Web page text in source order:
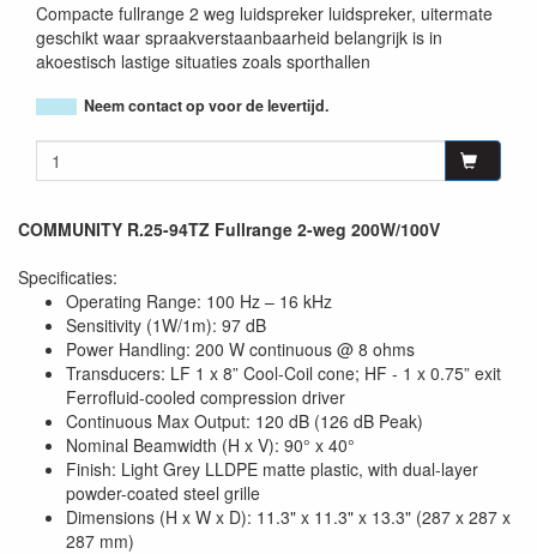
Compacte fullrange 2 weg luidspreker luidspreker, uitermate
geschikt waar spraakverstaanbaarheid belangrijk is in
akoestisch lastige situaties zoals sporthallen
Neem contact op voor de levertijd.
COMMUNITY R.25-94TZ Fullrange 2-weg 200W/100V
Specificaties:
Operating Range: 100 Hz – 16 kHz
Sensitivity (1W/1m): 97 dB
Power Handling: 200 W continuous @ 8 ohms
Transducers: LF 1 x 8” Cool-Coil cone; HF - 1 x 0.75” exit
Ferrofluid-cooled compression driver
Continuous Max Output: 120 dB (126 dB Peak)
Nominal Beamwidth (H x V): 90° x 40°
Finish: Light Grey LLDPE matte plastic, with dual-layer
powder-coated steel grille
Dimensions (H x W x D): 11.3" x 11.3" x 13.3" (287 x 287 x
287 mm)